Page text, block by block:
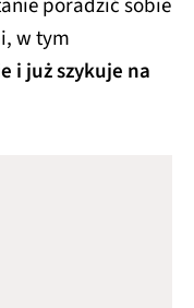
w tym
i już szykuje na